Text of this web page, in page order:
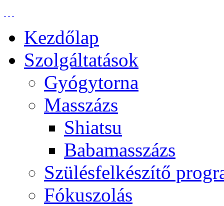
Kezdőlap
Szolgáltatások
Gyógytorna
Masszázs
Shiatsu
Babamasszázs
Szülésfelkészítő
Fókuszolás